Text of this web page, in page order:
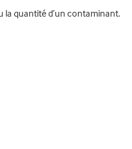
la quantité d’un contaminant.